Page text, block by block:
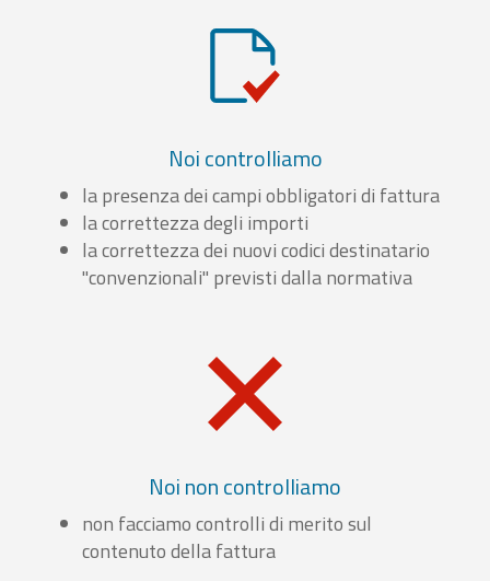
Noi controlliamo
la presenza dei campi obbligatori di fattura
la correttezza degli importi
la correttezza dei nuovi codici destinatario
"convenzionali" previsti dalla normativa
Noi non controlliamo
non facciamo controlli di merito sul
contenuto della fattura